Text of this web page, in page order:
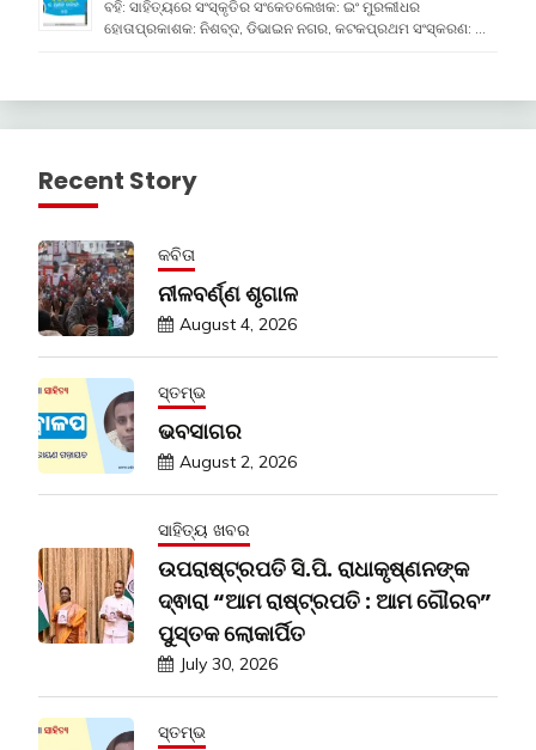
ବହି: ସାହିତ୍ୟରେ ସଂସ୍କୃତିର ସଂକେତଲେଖକ: ଇଂ ମୁରଲୀଧର
ହୋତାପ୍ରକାଶକ: ନିଶବ୍ଦ, ଡିଭାଇନ ନଗର, କଟକପ୍ରଥମ ସଂସ୍କରଣ: …
Recent Story
କବିତା
ନୀଳବର୍ଣ୍ଣ ଶୃଗାଳ
August 4, 2026
ସ୍ତମ୍ଭ
ଭବସାଗର
August 2, 2026
ସାହିତ୍ୟ ଖବର
ଉପରାଷ୍ଟ୍ରପତି ସି.ପି. ରାଧାକୃଷ୍ଣନଙ୍କ
ଦ୍ଵାରା “ଆମ ରାଷ୍ଟ୍ରପତି : ଆମ ଗୌରବ”
ପୁସ୍ତକ ଲୋକାର୍ପିତ
July 30, 2026
ସ୍ତମ୍ଭ